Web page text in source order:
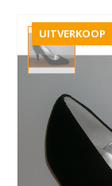
UITVERKOOP